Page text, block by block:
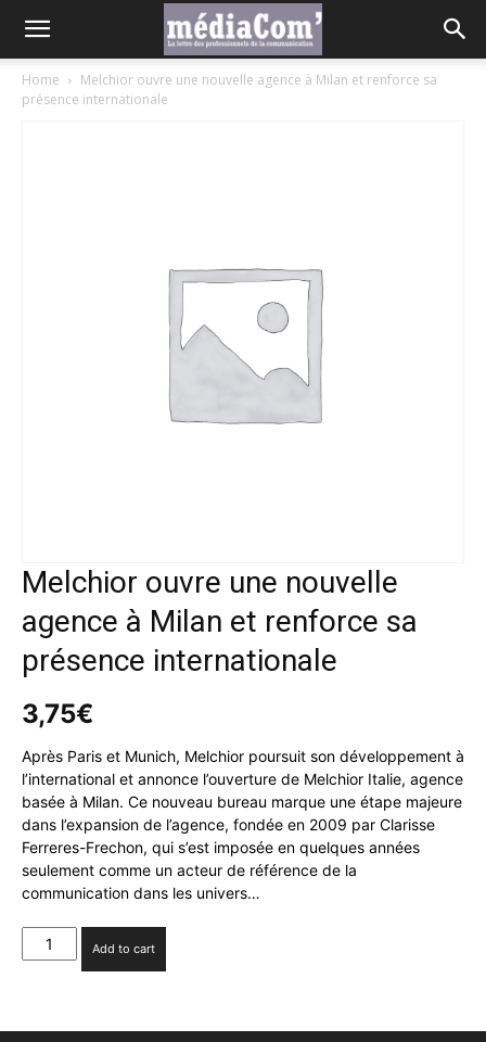
Home
Melchior ouvre une nouvelle agence à Milan et renforce sa
présence internationale
Melchior ouvre une nouvelle
agence à Milan et renforce sa
présence internationale
3,75€
Après Paris et Munich, Melchior poursuit son développement à
l’international et annonce l’ouverture de Melchior Italie, agence
basée à Milan. Ce nouveau bureau marque une étape majeure
dans l’expansion de l’agence, fondée en 2009 par Clarisse
Ferreres-Frechon, qui s’est imposée en quelques années
seulement comme un acteur de référence de la
communication dans les univers…
Melchior
ouvre
agence
Add to cart